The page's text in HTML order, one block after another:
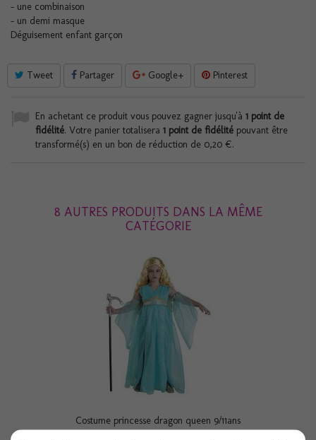
- une combinaison
- un demi masque
Déguisement enfant garçon
Tweet Partager Google+ Pinterest
En achetant ce produit vous pouvez gagner jusqu'à 1 point de
fidélité. Votre panier totalisera 1 point de fidélité pouvant être
transformé(s) en un bon de réduction de 0,20 €.
8 AUTRES PRODUITS DANS LA MÊME
CATÉGORIE
Costume princesse dragon queen 9/11ans